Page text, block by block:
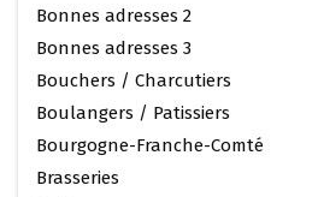
Bonnes adresses 2
Bonnes adresses 3
Bouchers / Charcutiers
Boulangers / Patissiers
Bourgogne-Franche-Comté
Brasseries